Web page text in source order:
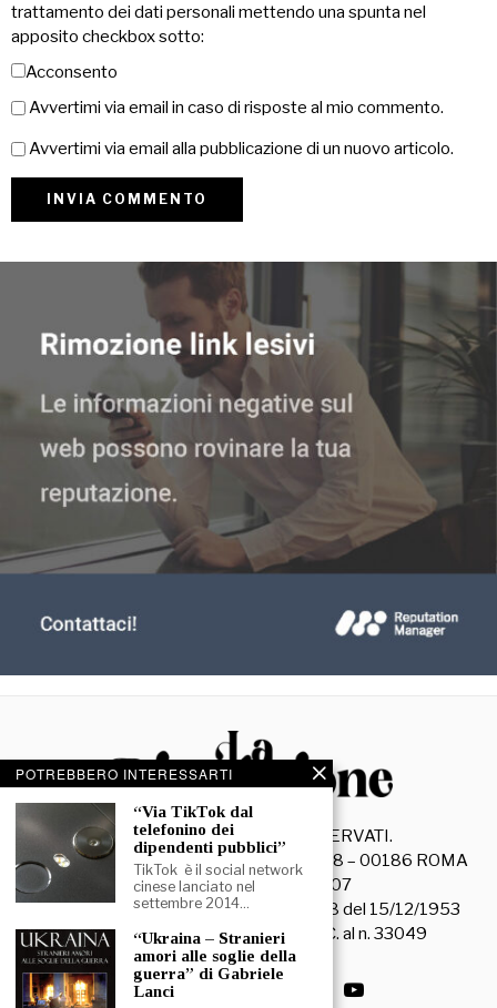
trattamento dei dati personali mettendo una spunta nel
apposito checkbox sotto:
Acconsento
Avvertimi via email in caso di risposte al mio commento.
Avvertimi via email alla pubblicazione di un nuovo articolo.
© 2026- TUTTI I DIRITTI RISERVATI.
La Discussione S.r.l. – Piazza Capranica, 78 – 00186 ROMA
C.F. e P. IVA 15045971007
Registrazione Tribunale di Roma n. 3628 del 15/12/1953
La società editrice è iscritta al R.O.C. al n. 33049
POTREBBERO INTERESSARTI
“Via TikTok dal
telefonino dei
dipendenti pubblici”
TikTok è il social network
cinese lanciato nel
settembre 2014…
“Ukraina – Stranieri
amori alle soglie della
guerra” di Gabriele
Lanci